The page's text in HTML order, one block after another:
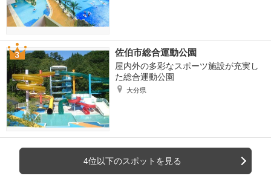
佐伯市総合運動公園
屋内外の多彩なスポーツ施設が充実し
た総合運動公園
大分県
4位以下のスポットを見る